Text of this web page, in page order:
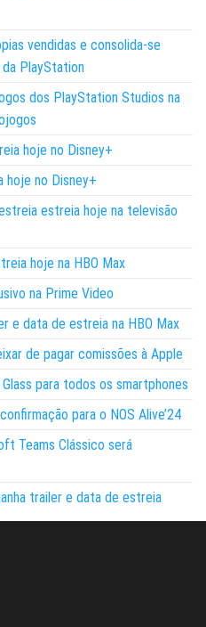
vendidas e consolida-se
PlayStation
dos PlayStation Studios na
hoje no Disney+
hoje no Disney+
estreia hoje na televisão
hoje na HBO Max
na Prime Video
e data de estreia na HBO Max
de pagar comissões à Apple
para todos os smartphones
para o NOS Alive’24
Teams Clássico será
trailer e data de estreia